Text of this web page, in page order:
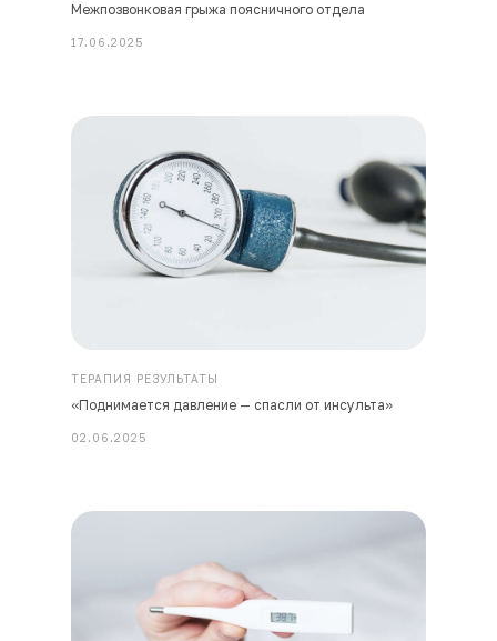
Межпозвонковая грыжа поясничного отдела
17.06.2025
ТЕРАПИЯ РЕЗУЛЬТАТЫ
«Поднимается давление — спасли от инсульта»
02.06.2025